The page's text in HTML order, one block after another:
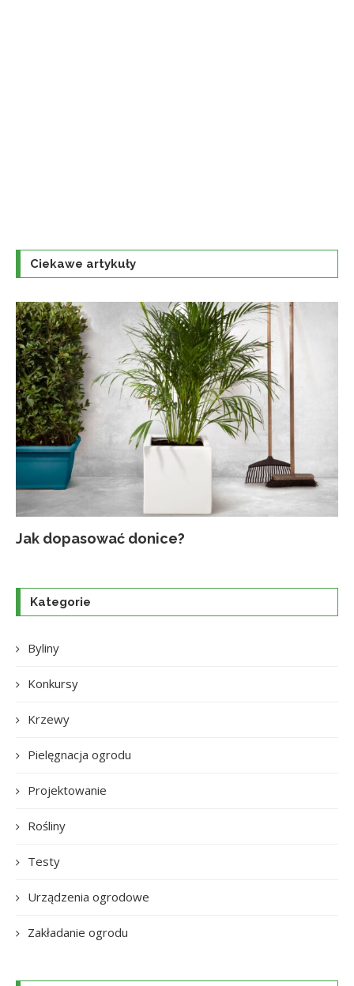
Ciekawe artykuły
Jak dopasować donice?
Kategorie
Byliny
Konkursy
Krzewy
Pielęgnacja ogrodu
Projektowanie
Rośliny
Testy
Urządzenia ogrodowe
Zakładanie ogrodu